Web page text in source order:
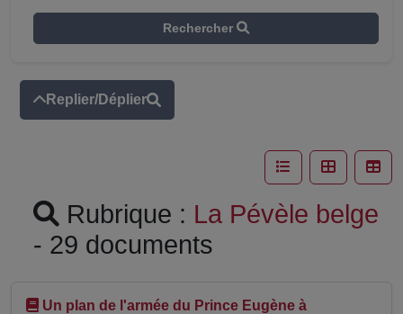
Rechercher
Replier/Déplier
Rubrique : La Pévèle belge
- 29 documents
Un plan de l'armée du Prince Eugène à